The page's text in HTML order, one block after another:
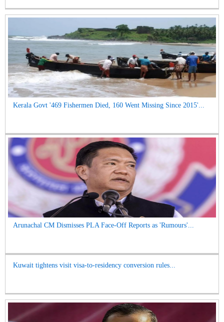
Kerala Govt '469 Fishermen Died, 160 Went Missing Since 2015'...
Arunachal CM Dismisses PLA Face-Off Reports as 'Rumours'...
Kuwait tightens visit visa-to-residency conversion rules...